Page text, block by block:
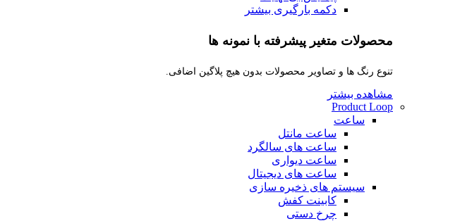
دکمه بارگیری بیشتر
محصولات متغیر پیشرفته با نمونه ها
تنوع رنگ ها و تصاویر محصولات بدون هیچ پلاگین اضافی.
مشاهده بیشتر
Product Loop
ساعت
ساعت مانتل
ساعت های سالگرد
ساعت دیواری
ساعت های دیجیتال
سیستم های ذخیره سازی
کابینت کفش
چرخ دستی